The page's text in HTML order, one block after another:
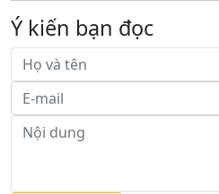
Ý kiến bạn đọc